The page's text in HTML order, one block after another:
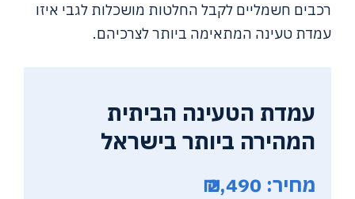
רכבים חשמליים לקבל החלטות מושכלות לגבי איזו
עמדת טעינה המתאימה ביותר לצרכיהם.
עמדת הטעינה הביתית
המהירה ביותר בישראל
מחיר: 2,490 ₪